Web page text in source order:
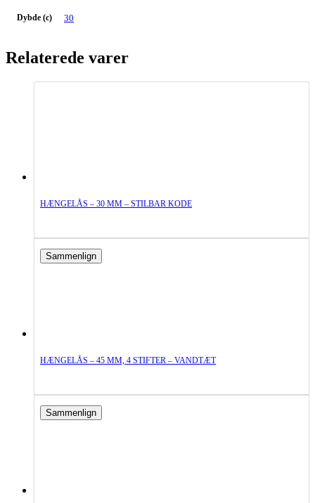
Dybde (c) 30
Relaterede varer
HÆNGELÅS – 30 MM – STILBAR KODE
Sammenlign
HÆNGELÅS – 45 MM, 4 STIFTER – VANDTÆT
Sammenlign